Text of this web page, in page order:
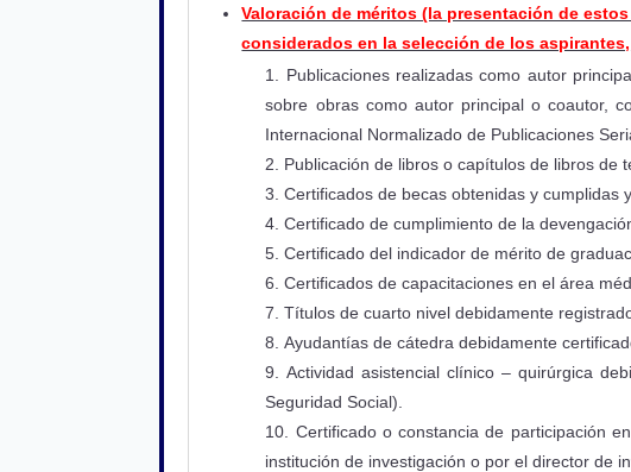
Valoración de méritos (la presentación de
considerados en la selección de los
Publicaciones realizadas como autor
sobre obras como autor principal o coautor,
Internacional Normalizado de Publicaciones
Publicación de libros o capítulos de libros de
Certificados de becas obtenidas y cumplidas
Certificado de cumplimiento de la
Certificado del indicador de mérito de
Certificados de capacitaciones en el área
Títulos de cuarto nivel debidamente
Ayudantías de cátedra debidamente
Actividad asistencial clínico – quirúrgica
Seguridad Social).
Certificado o constancia de participación
institución de investigación o por el director de